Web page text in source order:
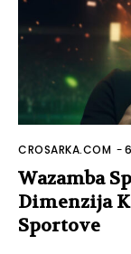
CROSARKA.COM -
Wazamba
Dimenzija
Sportove